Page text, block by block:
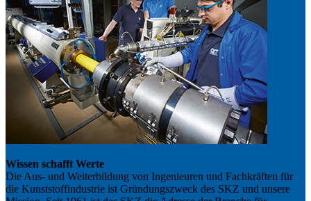
Wissen schafft Werte
Die Aus- und Weiterbildung von Ingenieuren und Fachkräften für
die Kunststoffindustrie ist Gründungszweck des SKZ und unsere